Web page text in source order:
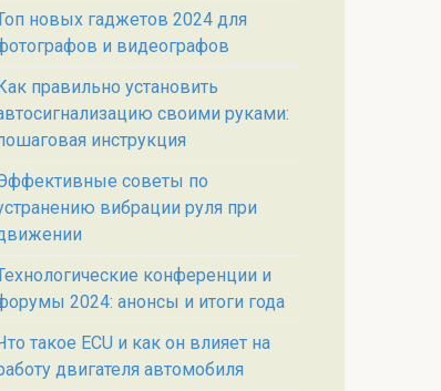
новых гаджетов 2024 для
и видеографов
правильно установить
своими руками:
инструкция
советы по
вибрации руля при
конференции и
2024: анонсы и итоги года
такое ECU и как он влияет на
двигателя автомобиля